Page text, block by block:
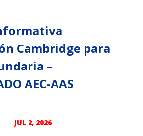
Cambridge para
–
AEC-AAS
JUL 2, 2026